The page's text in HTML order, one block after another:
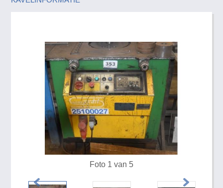
Foto 1 van 5